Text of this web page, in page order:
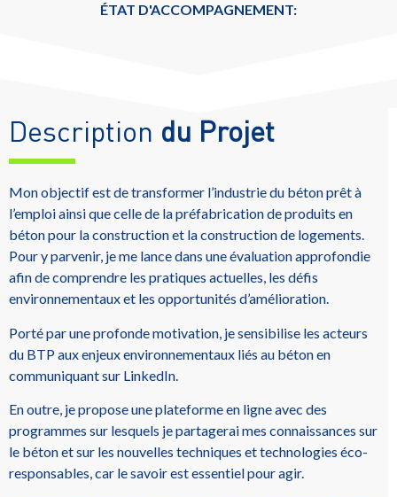
ÉTAT D'ACCOMPAGNEMENT:
Description du Projet
Mon objectif est de transformer l’industrie du béton prêt à
l’emploi ainsi que celle de la préfabrication de produits en
béton pour la construction et la construction de logements.
Pour y parvenir, je me lance dans une évaluation approfondie
afin de comprendre les pratiques actuelles, les défis
environnementaux et les opportunités d’amélioration.
Porté par une profonde motivation, je sensibilise les acteurs
du BTP aux enjeux environnementaux liés au béton en
communiquant sur LinkedIn.
En outre, je propose une plateforme en ligne avec des
programmes sur lesquels je partagerai mes connaissances sur
le béton et sur les nouvelles techniques et technologies éco-
responsables, car le savoir est essentiel pour agir.